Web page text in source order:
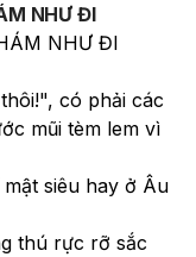
NHƯ ĐI
NHƯ ĐI
có phải các
mũi tèm lem vì
siêu hay ở Âu
thú rực rỡ sắc